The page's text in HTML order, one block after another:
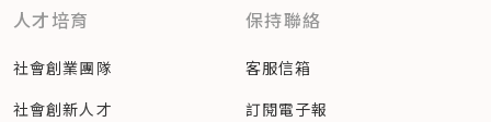
人才培育
社會創業團隊
社會創新人才
保持聯絡
客服信箱
訂閱電子報